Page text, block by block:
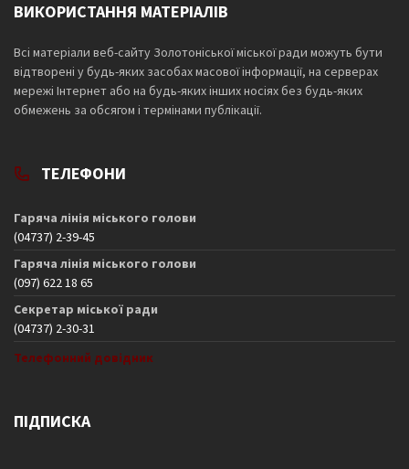
ВИКОРИСТАННЯ МАТЕРІАЛІВ
Всі матеріали веб-сайту Золотоніської міської ради можуть бути
відтворені у будь-яких засобах масової інформації, на серверах
мережі Інтернет або на будь-яких інших носіях без будь-яких
обмежень за обсягом і термінами публікації.
ТЕЛЕФОНИ
Гаряча лінія міського голови
(04737) 2-39-45
Гаряча лінія міського голови
(097) 622 18 65
Секретар міської ради
(04737) 2-30-31
Телефонний довідник
ПІДПИСКА